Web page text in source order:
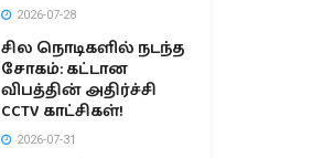
2026-07-28
சில நொடிகளில் நடந்த
சோகம்: கட்டான
விபத்தின் அதிர்ச்சி
CCTV காட்சிகள்!
2026-07-31